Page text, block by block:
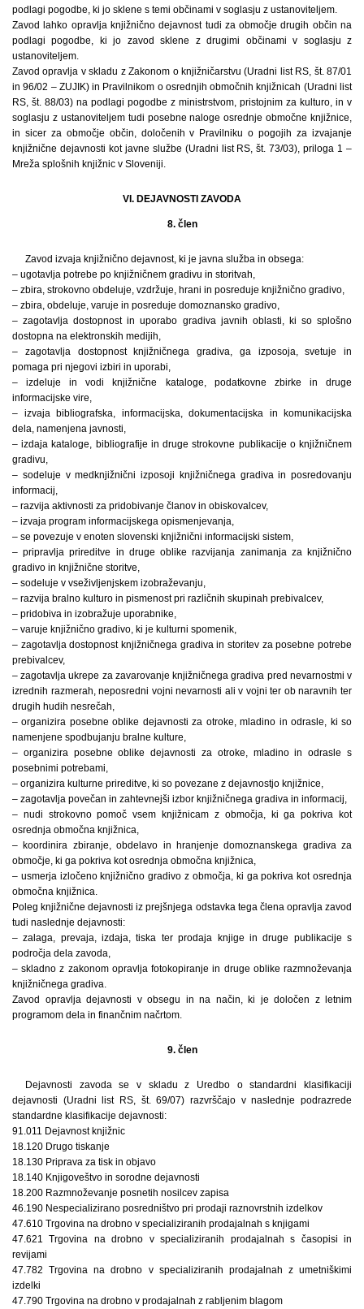
podlagi pogodbe, ki jo sklene s temi občinami v soglasju z ustanoviteljem.
Zavod lahko opravlja knjižnično dejavnost tudi za območje drugih občin na
podlagi pogodbe, ki jo zavod sklene z drugimi občinami v soglasju z
ustanoviteljem.
Zavod opravlja v skladu z Zakonom o knjižničarstvu (Uradni list RS, št. 87/01
in 96/02 – ZUJIK) in Pravilnikom o osrednjih območnih knjižnicah (Uradni list
RS, št. 88/03) na podlagi pogodbe z ministrstvom, pristojnim za kulturo, in v
soglasju z ustanoviteljem tudi posebne naloge osrednje območne knjižnice,
in sicer za območje občin, določenih v Pravilniku o pogojih za izvajanje
knjižnične dejavnosti kot javne službe (Uradni list RS, št. 73/03), priloga 1 –
Mreža splošnih knjižnic v Sloveniji.
VI. DEJAVNOSTI ZAVODA
8. člen
Zavod izvaja knjižnično dejavnost, ki je javna služba in obsega:
– ugotavlja potrebe po knjižničnem gradivu in storitvah,
– zbira, strokovno obdeluje, vzdržuje, hrani in posreduje knjižnično gradivo,
– zbira, obdeluje, varuje in posreduje domoznansko gradivo,
– zagotavlja dostopnost in uporabo gradiva javnih oblasti, ki so splošno
dostopna na elektronskih medijih,
– zagotavlja dostopnost knjižničnega gradiva, ga izposoja, svetuje in
pomaga pri njegovi izbiri in uporabi,
– izdeluje in vodi knjižnične kataloge, podatkovne zbirke in druge
informacijske vire,
– izvaja bibliografska, informacijska, dokumentacijska in komunikacijska
dela, namenjena javnosti,
– izdaja kataloge, bibliografije in druge strokovne publikacije o knjižničnem
gradivu,
– sodeluje v medknjižnični izposoji knjižničnega gradiva in posredovanju
informacij,
– razvija aktivnosti za pridobivanje članov in obiskovalcev,
– izvaja program informacijskega opismenjevanja,
– se povezuje v enoten slovenski knjižnični informacijski sistem,
– pripravlja prireditve in druge oblike razvijanja zanimanja za knjižnično
gradivo in knjižnične storitve,
– sodeluje v vseživljenjskem izobraževanju,
– razvija bralno kulturo in pismenost pri različnih skupinah prebivalcev,
– pridobiva in izobražuje uporabnike,
– varuje knjižnično gradivo, ki je kulturni spomenik,
– zagotavlja dostopnost knjižničnega gradiva in storitev za posebne potrebe
prebivalcev,
– zagotavlja ukrepe za zavarovanje knjižničnega gradiva pred nevarnostmi v
izrednih razmerah, neposredni vojni nevarnosti ali v vojni ter ob naravnih ter
drugih hudih nesrečah,
– organizira posebne oblike dejavnosti za otroke, mladino in odrasle, ki so
namenjene spodbujanju bralne kulture,
– organizira posebne oblike dejavnosti za otroke, mladino in odrasle s
posebnimi potrebami,
– organizira kulturne prireditve, ki so povezane z dejavnostjo knjižnice,
– zagotavlja povečan in zahtevnejši izbor knjižničnega gradiva in informacij,
– nudi strokovno pomoč vsem knjižnicam z območja, ki ga pokriva kot
osrednja območna knjižnica,
– koordinira zbiranje, obdelavo in hranjenje domoznanskega gradiva za
območje, ki ga pokriva kot osrednja območna knjižnica,
– usmerja izločeno knjižnično gradivo z območja, ki ga pokriva kot osrednja
območna knjižnica.
Poleg knjižnične dejavnosti iz prejšnjega odstavka tega člena opravlja zavod
tudi naslednje dejavnosti:
– zalaga, prevaja, izdaja, tiska ter prodaja knjige in druge publikacije s
področja dela zavoda,
– skladno z zakonom opravlja fotokopiranje in druge oblike razmnoževanja
knjižničnega gradiva.
Zavod opravlja dejavnosti v obsegu in na način, ki je določen z letnim
programom dela in finančnim načrtom.
9. člen
Dejavnosti zavoda se v skladu z Uredbo o standardni klasifikaciji
dejavnosti (Uradni list RS, št. 69/07) razvrščajo v naslednje podrazrede
standardne klasifikacije dejavnosti:
91.011 Dejavnost knjižnic
18.120 Drugo tiskanje
18.130 Priprava za tisk in objavo
18.140 Knjigoveštvo in sorodne dejavnosti
18.200 Razmnoževanje posnetih nosilcev zapisa
46.190 Nespecializirano posredništvo pri prodaji raznovrstnih izdelkov
47.610 Trgovina na drobno v specializiranih prodajalnah s knjigami
47.621 Trgovina na drobno v specializiranih prodajalnah s časopisi in
revijami
47.782 Trgovina na drobno v specializiranih prodajalnah z umetniškimi
izdelki
47.790 Trgovina na drobno v prodajalnah z rabljenim blagom